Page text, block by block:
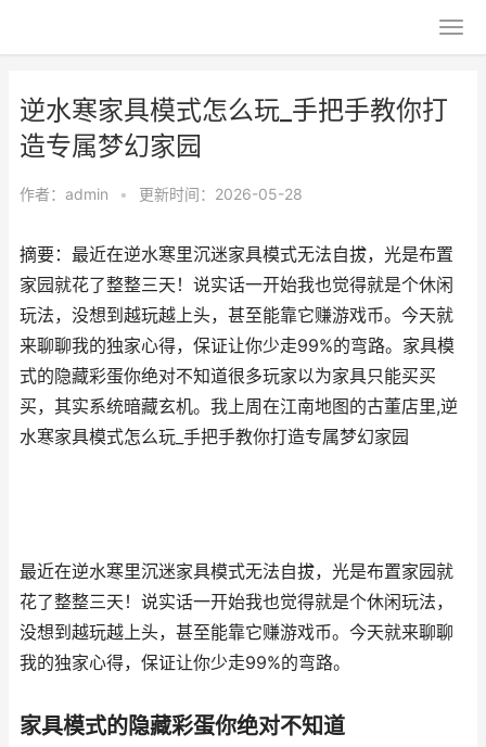
逆水寒家具模式怎么玩_手把手教你打
造专属梦幻家园
作者： admin • 更新时间：2026-05-28
摘要：最近在逆水寒里沉迷家具模式无法自拔，光是布置
家园就花了整整三天！说实话一开始我也觉得就是个休闲
玩法，没想到越玩越上头，甚至能靠它赚游戏币。今天就
来聊聊我的独家心得，保证让你少走99%的弯路。家具模
式的隐藏彩蛋你绝对不知道很多玩家以为家具只能买买
买，其实系统暗藏玄机。我上周在江南地图的古董店里,逆
水寒家具模式怎么玩_手把手教你打造专属梦幻家园
最近在逆水寒里沉迷家具模式无法自拔，光是布置家园就
花了整整三天！说实话一开始我也觉得就是个休闲玩法，
没想到越玩越上头，甚至能靠它赚游戏币。今天就来聊聊
我的独家心得，保证让你少走99%的弯路。
家具模式的隐藏彩蛋你绝对不知道